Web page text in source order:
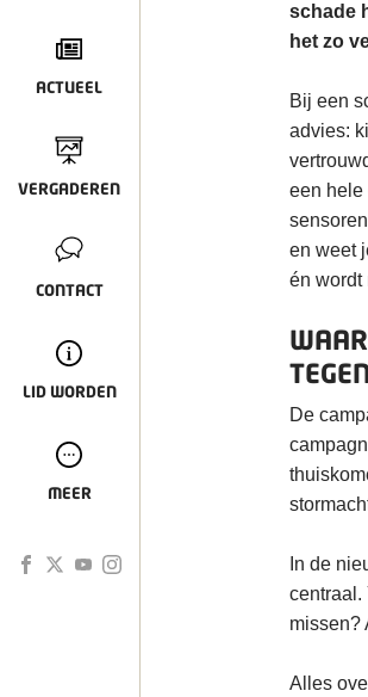
ACTUEEL
VERGADEREN
CONTACT
LID WORDEN
MEER
schade
het zo
Bij een
advies:
een hele
en weet
én wordt
De
In de
centraal.
missen?
Alles